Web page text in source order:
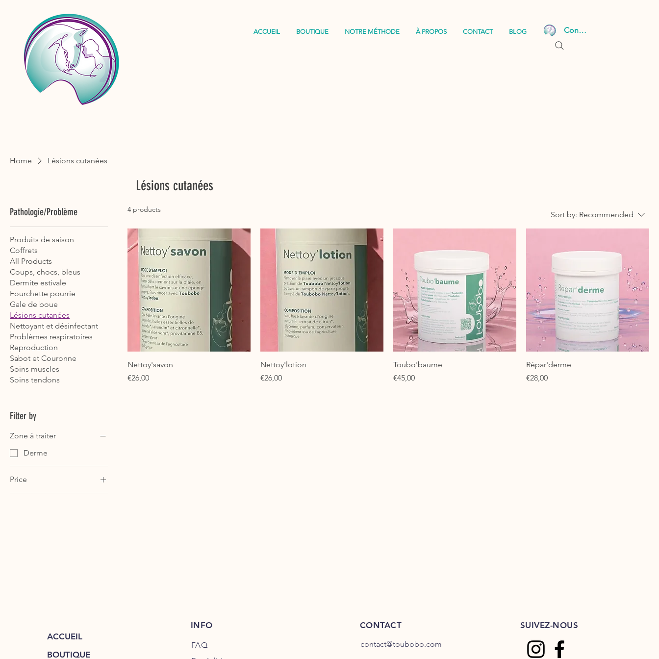
ACCUEIL BOUTIQUE NOTRE MÉTHODE À PROPOS CONTACT BLOG Connexion
Home Lésions cutanées
Lésions cutanées
Pathologie/Problème
Produits de saison
Coffrets
All Products
Coups, chocs, bleus
Dermite estivale
Fourchette pourrie
Gale de boue
Lésions cutanées
Nettoyant et désinfectant
Problèmes respiratoires
Reproduction
Sabot et Couronne
Soins muscles
Soins tendons
Filter by
Zone à traiter
Derme
Price
4 products
Sort by: Recommended
Nettoy'savon
Price
€26,00
Nettoy'lotion
Price
€26,00
Toubo'baume
Price
€45,00
Répar'derme
Price
€28,00
ACCUEIL
BOUTIQUE
INFO
FAQ
CONTACT
contact@toubobo.com
SUIVEZ-NOUS